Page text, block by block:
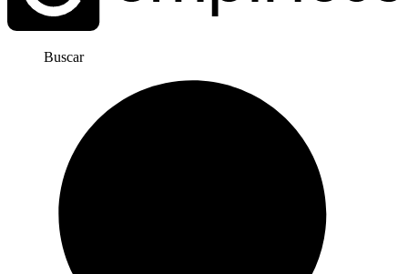
Buscar